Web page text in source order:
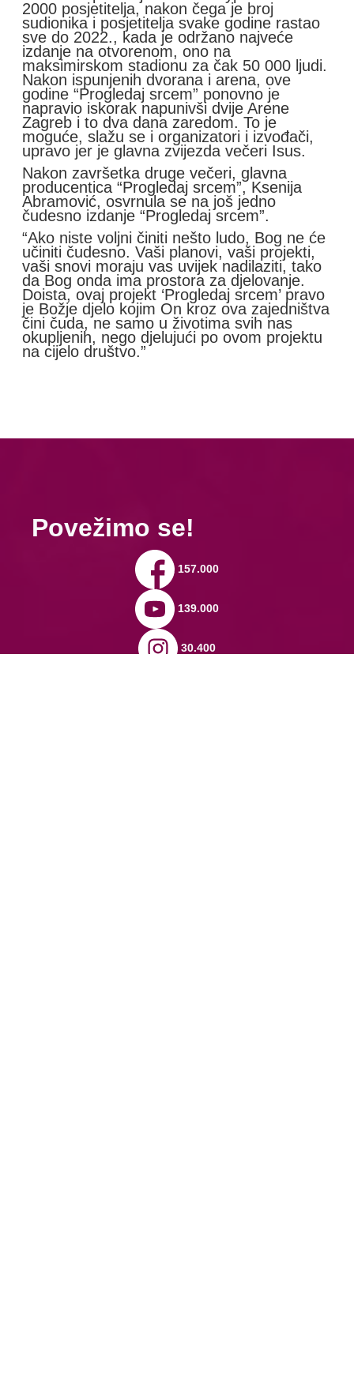
2000 posjetitelja, nakon čega je broj
sudionika i posjetitelja svake godine rastao
sve do 2022., kada je održano najveće
izdanje na otvorenom, ono na
maksimirskom stadionu za čak 50 000 ljudi.
Nakon ispunjenih dvorana i arena, ove
godine “Progledaj srcem” ponovno je
napravio iskorak napunivši dvije Arene
Zagreb i to dva dana zaredom. To je
moguće, slažu se i organizatori i izvođači,
upravo jer je glavna zvijezda večeri Isus.
Nakon završetka druge večeri, glavna
producentica “Progledaj srcem”, Ksenija
Abramović, osvrnula se na još jedno
čudesno izdanje “Progledaj srcem”.
“Ako niste voljni činiti nešto ludo, Bog ne će
učiniti čudesno. Vaši planovi, vaši projekti,
vaši snovi moraju vas uvijek nadilaziti, tako
da Bog onda ima prostora za djelovanje.
Doista, ovaj projekt ‘Progledaj srcem’ pravo
je Božje djelo kojim On kroz ova zajedništva
čini čuda, ne samo u životima svih nas
okupljenih, nego djelujući po ovom projektu
na cijelo društvo.”
Povežimo se!
157.000
139.000
30.400